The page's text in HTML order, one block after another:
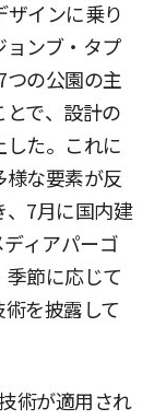
インに乗り
ョンブ・タプ
つの公園の主
で、設計の
た。これに
様な要素が反
、7月に国内建
ィアパーゴ
節に応じて
を披露して
術が適用され